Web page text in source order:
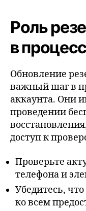
Роль
в
Обновление
важный шаг в
аккаунта. Они
проведении
доступ к
Проверьте
телефона и
Убедитесь,
ко всем